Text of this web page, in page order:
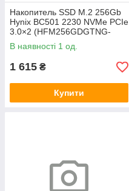
Накопитель SSD M.2 256Gb
Hynix BC501 2230 NVMe PCIe
3.0×2 (HFM256GDGTNG-
83A0A) 800/1600 БУ
В наявності 1 од.
1 615 ₴
Купити